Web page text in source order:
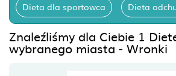
Dieta dla sportowca Dieta
Znaleźliśmy dla Ciebie 1
wybranego miasta - Wronki